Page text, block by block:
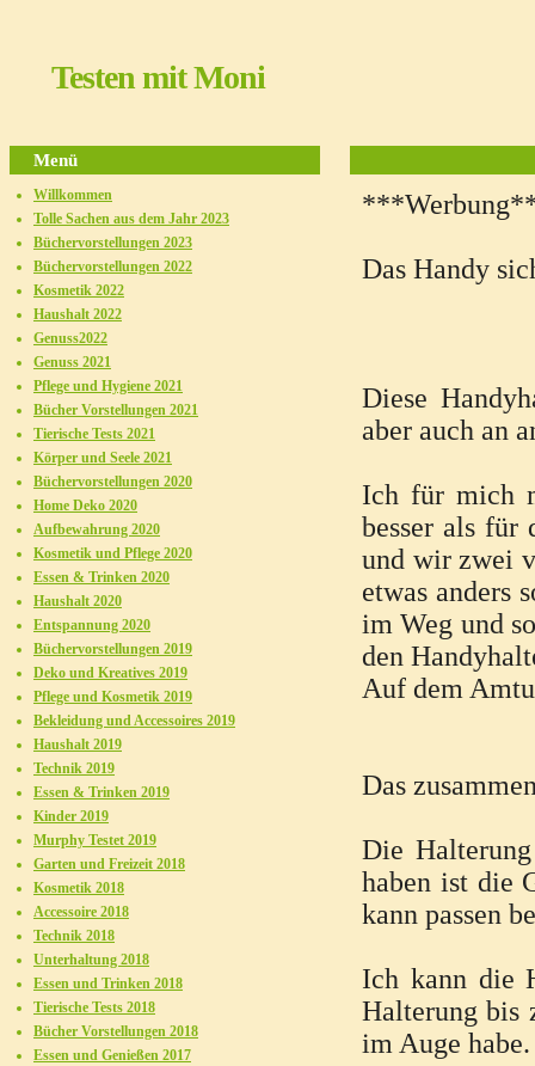
Testen mit Moni
Das Handy
Diese
aber auch an
Ich für mich
besser als für
und wir zwei
etwas anders
im Weg und
den
Auf dem
Das
Die
haben ist die
kann passen
Ich kann die
Halterung bis
im Auge habe.
Menü
Willkommen
Tolle Sachen aus dem Jahr 2023
Büchervorstellungen 2023
Büchervorstellungen 2022
Kosmetik 2022
Haushalt 2022
Genuss2022
Genuss 2021
Pflege und Hygiene 2021
Bücher Vorstellungen 2021
Tierische Tests 2021
Körper und Seele 2021
Büchervorstellungen 2020
Home Deko 2020
Aufbewahrung 2020
Kosmetik und Pflege 2020
Essen & Trinken 2020
Haushalt 2020
Entspannung 2020
Büchervorstellungen 2019
Deko und Kreatives 2019
Pflege und Kosmetik 2019
Bekleidung und Accessoires 2019
Haushalt 2019
Technik 2019
Essen & Trinken 2019
Kinder 2019
Murphy Testet 2019
Garten und Freizeit 2018
Kosmetik 2018
Accessoire 2018
Technik 2018
Unterhaltung 2018
Essen und Trinken 2018
Tierische Tests 2018
Bücher Vorstellungen 2018
Essen und Genießen 2017